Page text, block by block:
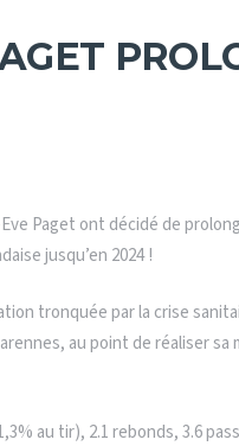
Paget ont décidé de
jusqu’en 2024 !
tronquée par la crise
au point de réaliser
au tir), 2.1 rebonds, 3.6